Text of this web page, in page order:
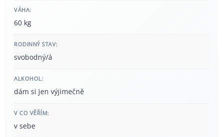
VÁHA:
60 kg
RODINNÝ STAV:
svobodný/á
ALKOHOL:
dám si jen výjimečně
V CO VĚŘÍM:
v sebe